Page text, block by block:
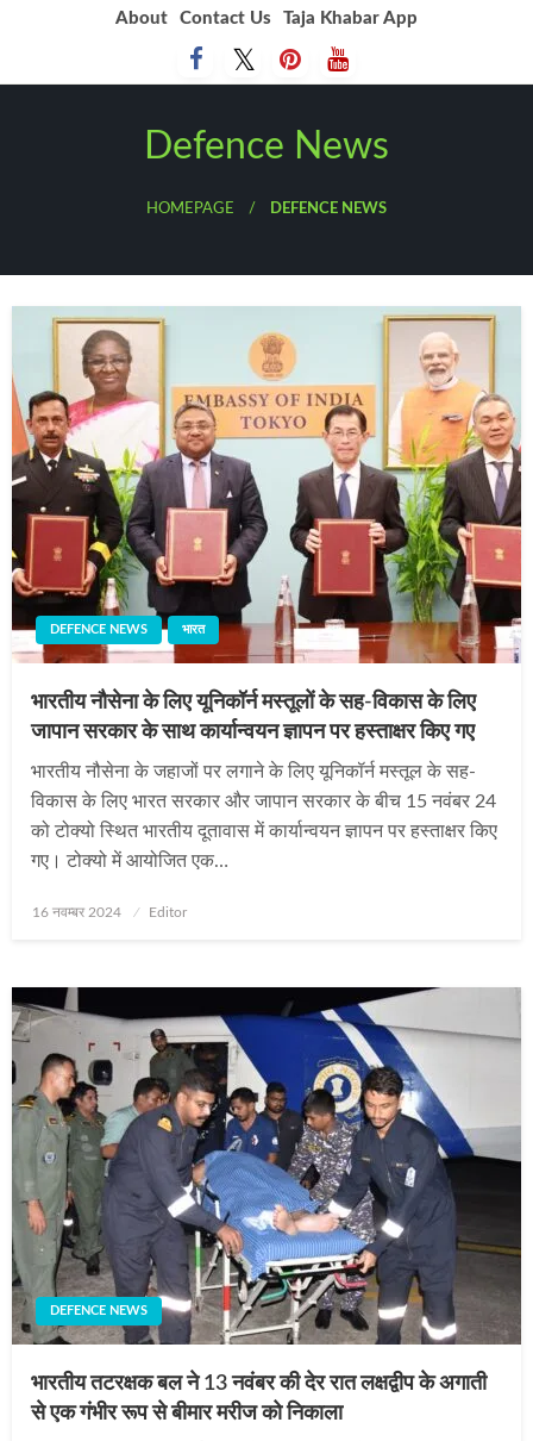
About Contact Us Taja Khabar App
Defence News
HOMEPAGE DEFENCE NEWS
DEFENCE NEWS भारत
भारतीय नौसेना के लिए यूनिकॉर्न मस्तूलों के सह-विकास के लिए
जापान सरकार के साथ कार्यान्वयन ज्ञापन पर हस्ताक्षर किए गए
भारतीय नौसेना के जहाजों पर लगाने के लिए यूनिकॉर्न मस्तूल के सह-
विकास के लिए भारत सरकार और जापान सरकार के बीच 15 नवंबर 24
को टोक्यो स्थित भारतीय दूतावास में कार्यान्वयन ज्ञापन पर हस्ताक्षर किए
गए। टोक्यो में आयोजित एक…
Posted
16 नवम्बर 2024 Editor
DEFENCE NEWS
भारतीय तटरक्षक बल ने 13 नवंबर की देर रात लक्षद्वीप के अगाती
से एक गंभीर रूप से बीमार मरीज को निकाला